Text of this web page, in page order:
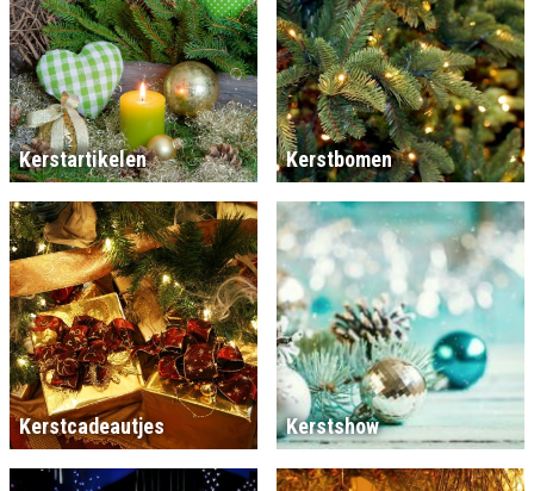
Kerstartikelen Kerstbomen
Kerstcadeautjes Kerstshow